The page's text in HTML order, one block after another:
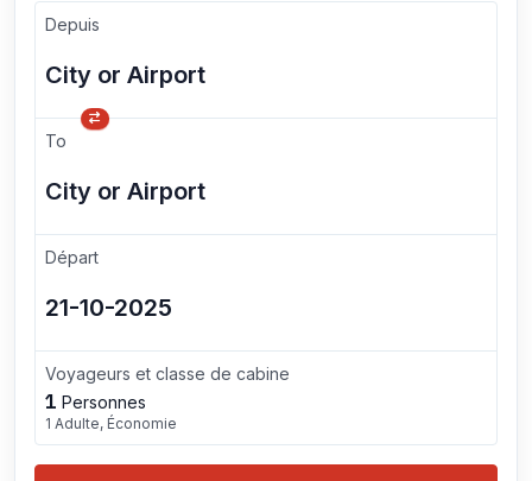
Depuis
To
Départ
Voyageurs et classe de cabine
1 Personnes
1 Adulte, Économie